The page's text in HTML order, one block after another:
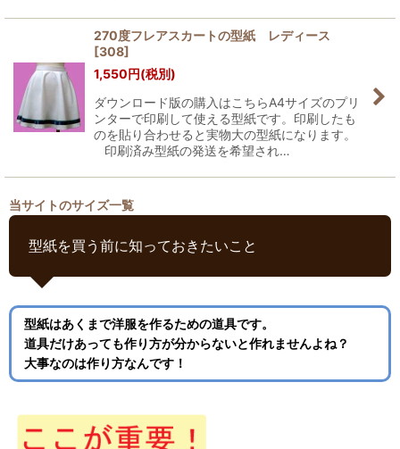
270度フレアスカートの型紙 レディース
[308]
1,550円(税別)
ダウンロード版の購入はこちらA4サイズのプリ
ンターで印刷して使える型紙です。印刷したも
のを貼り合わせると実物大の型紙になります。
印刷済み型紙の発送を希望され…
当サイトのサイズ一覧
型紙を買う前に知っておきたいこと
型紙はあくまで洋服を作るための道具です。
道具だけあっても作り方が分からないと作れませんよね？
大事なのは作り方なんです！